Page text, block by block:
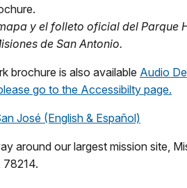
y el folleto oficial del Parque
de San Antonio.
brochure is also available Audio
go to the Accessibilty page.
José (English & Español)
around our largest mission site,